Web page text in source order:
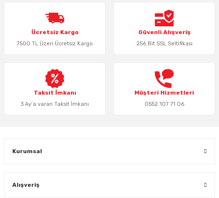
Ürün resmi kalitesiz, bozuk veya görüntülenemiyor.
Ürün açıklamasında eksik bilgiler bulunuyor.
Ürün bilgilerinde hatalar bulunuyor.
Bu ürüne benzer farklı alternatifler olmalı.
Ücretsiz Kargo
7500 TL Üzeri Ücretsiz Kargo
Güvenli Alışveriş
256 Bit SSL Seltifikası
Taksit İmkanı
3 Ay’a varan Taksit İmkanı
Müşteri Hizmetleri
0552 107 71 06
Kurumsal
Alışveriş